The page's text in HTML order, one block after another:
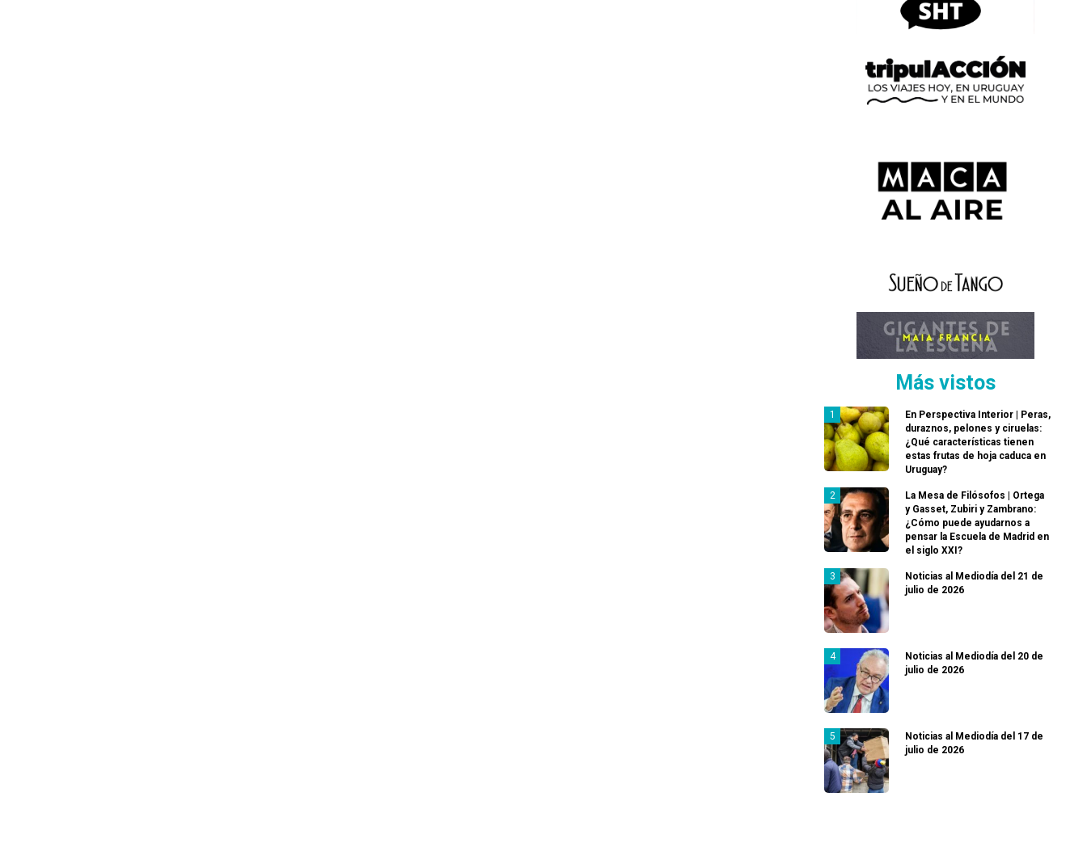
Más vistos
En Perspectiva Interior | Peras,
duraznos, pelones y ciruelas:
¿Qué características tienen
estas frutas de hoja caduca en
Uruguay?
La Mesa de Filósofos | Ortega
y Gasset, Zubiri y Zambrano:
¿Cómo puede ayudarnos a
pensar la Escuela de Madrid en
el siglo XXI?
Noticias al Mediodía del 21 de
julio de 2026
Noticias al Mediodía del 20 de
julio de 2026
Noticias al Mediodía del 17 de
julio de 2026